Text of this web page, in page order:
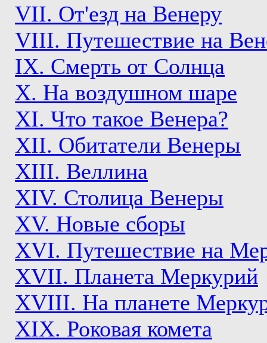
VII. От'езд на Венеру
VIII. Путешествие на
IX. Смерть от Солнца
X. На воздушном шаре
XI. Что такое Венера?
XII. Обитатели Венеры
XIII. Веллина
XIV. Столица Венеры
XV. Новые сборы
XVI. Путешествие на
XVII. Планета Меркурий
XVIII. На планете
XIX. Роковая комета